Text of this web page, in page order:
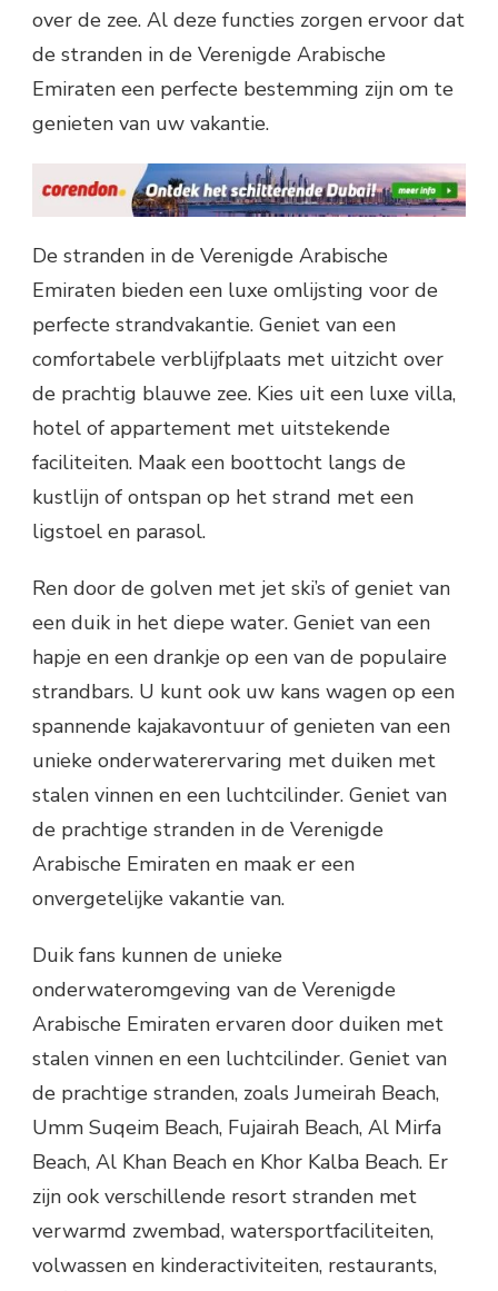
over de zee. Al deze functies zorgen ervoor dat
de stranden in de Verenigde Arabische
Emiraten een perfecte bestemming zijn om te
genieten van uw vakantie.
De stranden in de Verenigde Arabische
Emiraten bieden een luxe omlijsting voor de
perfecte strandvakantie. Geniet van een
comfortabele verblijfplaats met uitzicht over
de prachtig blauwe zee. Kies uit een luxe villa,
hotel of appartement met uitstekende
faciliteiten. Maak een boottocht langs de
kustlijn of ontspan op het strand met een
ligstoel en parasol.
Ren door de golven met jet ski’s of geniet van
een duik in het diepe water. Geniet van een
hapje en een drankje op een van de populaire
strandbars. U kunt ook uw kans wagen op een
spannende kajakavontuur of genieten van een
unieke onderwaterervaring met duiken met
stalen vinnen en een luchtcilinder. Geniet van
de prachtige stranden in de Verenigde
Arabische Emiraten en maak er een
onvergetelijke vakantie van.
Duik fans kunnen de unieke
onderwateromgeving van de Verenigde
Arabische Emiraten ervaren door duiken met
stalen vinnen en een luchtcilinder. Geniet van
de prachtige stranden, zoals Jumeirah Beach,
Umm Suqeim Beach, Fujairah Beach, Al Mirfa
Beach, Al Khan Beach en Khor Kalba Beach. Er
zijn ook verschillende resort stranden met
verwarmd zwembad, watersportfaciliteiten,
volwassen en kinderactiviteiten, restaurants,